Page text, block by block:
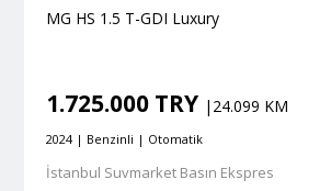
MG HS 1.5 T-GDI Luxury
1.725.000 TRY |24.099 KM
2024 | Benzinli | Otomatik
İstanbul Suvmarket Basın Ekspres